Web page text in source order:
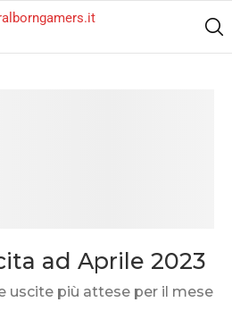
ad Aprile 2023
uscite più attese per il mese